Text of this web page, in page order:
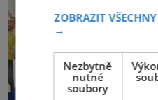
ZOBRAZIT
→
Nezbytně
nutné
soubory